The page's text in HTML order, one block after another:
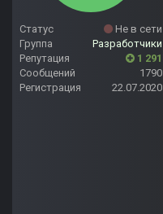
Статус
Не в сети
Группа
Разработчики
Репутация
1 291
Сообщений
1790
Регистрация
22.07.2020